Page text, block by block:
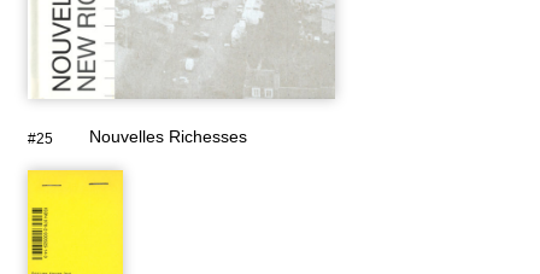
#25 Nouvelles Richesses